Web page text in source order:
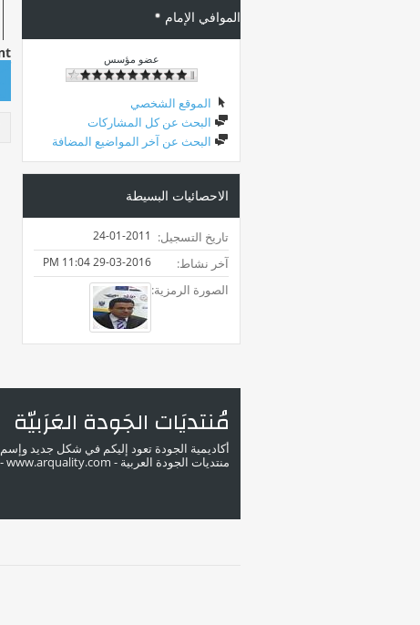
الموافي الإمام
عضو مؤسس
الموقع الشخصي
البحث عن كل المشاركات
البحث عن آخر المواضيع المضافة
الاحصائيات البسيطة
تاريخ التسجيل 24-01-2011
آخر نشاط 29-03-2016
11:04 PM
الصورة الرمزية
مُنتديَات الجَودة العَرَبيّة
أكاديمية الجودة تعود إليكم في شكل جديد
منتديات الجودة العربية - www.arquality.com - ملتقى خبراء الجودة في الوطن العربي